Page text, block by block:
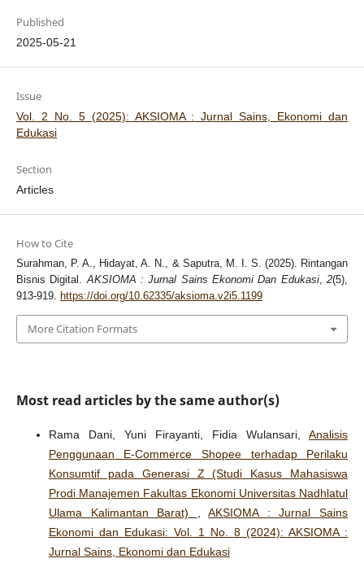
Published
2025-05-21
Issue
Vol. 2 No. 5 (2025): AKSIOMA : Jurnal Sains, Ekonomi dan
Edukasi
Section
Articles
How to Cite
Surahman, P. A., Hidayat, A. N., & Saputra, M. I. S. (2025). Rintangan
Bisnis Digital.AKSIOMA : Jurnal Sains Ekonomi Dan Edukasi,2(5),
913-919. https://doi.org/10.62335/aksioma.v2i5.1199
More Citation Formats
Most read articles by the same author(s)
Rama Dani, Yuni Firayanti, Fidia Wulansari,Analisis
Penggunaan E-Commerce Shopee terhadap Perilaku
Konsumtif pada Generasi Z (Studi Kasus Mahasiswa
Prodi Manajemen Fakultas Ekonomi Universitas Nadhlatul
Ulama Kalimantan Barat)
,AKSIOMA : Jurnal Sains
Ekonomi dan Edukasi: Vol. 1 No. 8 (2024): AKSIOMA :
Jurnal Sains, Ekonomi dan Edukasi